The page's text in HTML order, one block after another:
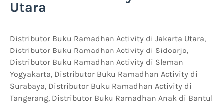
Utara
Distributor Buku Ramadhan Activity di Jakarta Utara,
Distributor Buku Ramadhan Activity di Sidoarjo,
Distributor Buku Ramadhan Activity di Sleman
Yogyakarta, Distributor Buku Ramadhan Activity di
Surabaya, Distributor Buku Ramadhan Activity di
Tangerang, Distributor Buku Ramadhan Anak di Bantul